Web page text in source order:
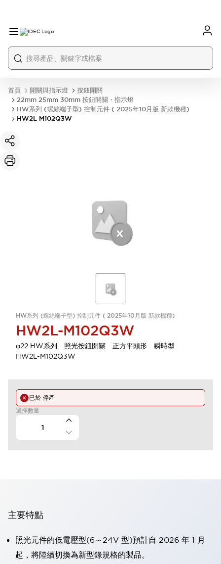
首頁 開關與指示燈
按鈕開關
22mm 25mm 30mm 按鈕開關・指示燈
HW系列 (螺絲端子型) 控制元件 ( 2025年10月版 新款機種)
HW2L-M102Q3W
HW系列 (螺絲端子型) 控制元件 ( 2025年10月版 新款機種)
HW2L-M102Q3W
φ22 HW系列 照光按鈕開關 正方平頭形 瞬時型
HW2L-M102Q3W
已於 停產
選擇數量
主要特點
照光元件的低電壓型(6～24V 型)預計自 2026 年 1 月
起，將陸續切換為新型錄規格的製品。